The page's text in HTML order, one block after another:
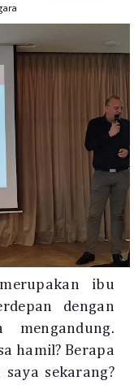
ibu
dengan
mengandung.
hamil? Berapa
sekarang?